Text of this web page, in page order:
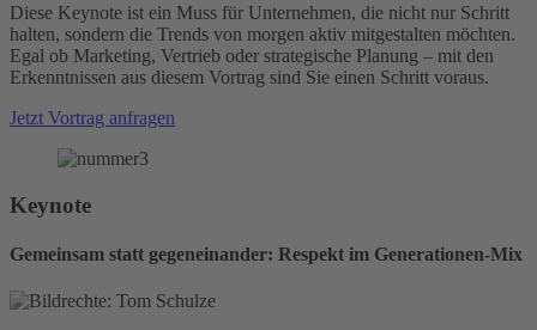
Diese Keynote ist ein Muss für Unternehmen, die nicht nur Schritt
halten, sondern die Trends von morgen aktiv mitgestalten möchten.
Egal ob Marketing, Vertrieb oder strategische Planung – mit den
Erkenntnissen aus diesem Vortrag sind Sie einen Schritt voraus.
Jetzt Vortrag anfragen
Keynote
Gemeinsam statt gegeneinander: Respekt im Generationen-Mix